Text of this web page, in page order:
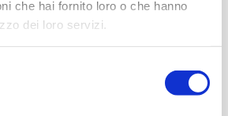
che hai fornito loro o che hanno
dei loro servizi.